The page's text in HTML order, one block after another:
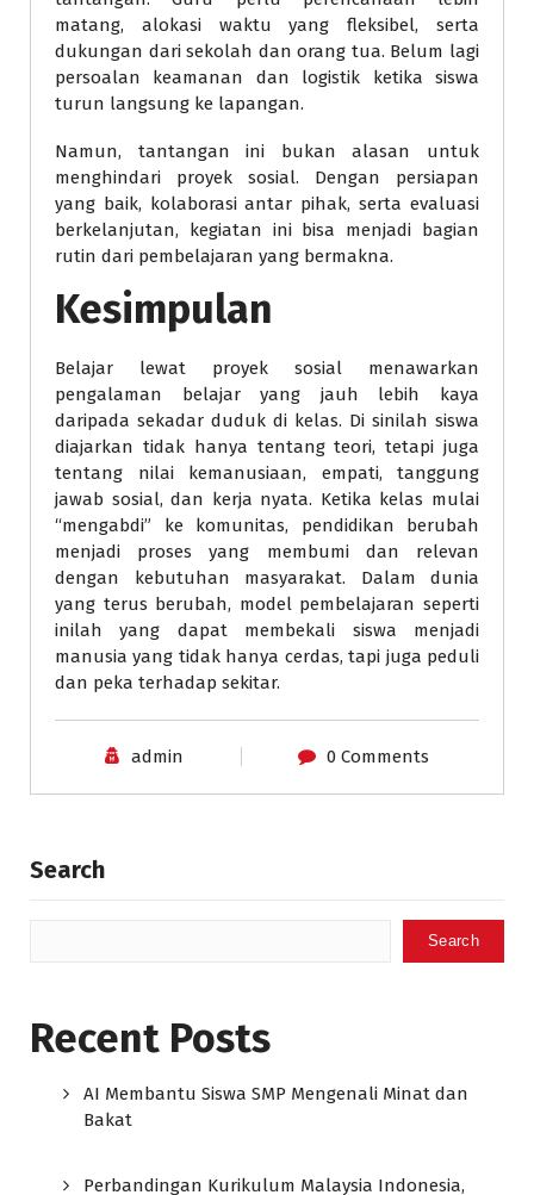
matang, alokasi waktu yang fleksibel, serta
dukungan dari sekolah dan orang tua. Belum lagi
persoalan keamanan dan logistik ketika siswa
turun langsung ke lapangan.
Namun, tantangan ini bukan alasan untuk
menghindari proyek sosial. Dengan persiapan
yang baik, kolaborasi antar pihak, serta evaluasi
berkelanjutan, kegiatan ini bisa menjadi bagian
rutin dari pembelajaran yang bermakna.
Kesimpulan
Belajar lewat proyek sosial menawarkan
pengalaman belajar yang jauh lebih kaya
daripada sekadar duduk di kelas. Di sinilah siswa
diajarkan tidak hanya tentang teori, tetapi juga
tentang nilai kemanusiaan, empati, tanggung
jawab sosial, dan kerja nyata. Ketika kelas mulai
“mengabdi” ke komunitas, pendidikan berubah
menjadi proses yang membumi dan relevan
dengan kebutuhan masyarakat. Dalam dunia
yang terus berubah, model pembelajaran seperti
inilah yang dapat membekali siswa menjadi
manusia yang tidak hanya cerdas, tapi juga peduli
dan peka terhadap sekitar.
admin 0 Comments
Search
Search
Recent Posts
AI Membantu Siswa SMP Mengenali Minat dan
Bakat
Perbandingan Kurikulum Malaysia Indonesia,